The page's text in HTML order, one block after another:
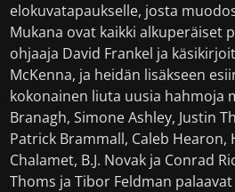
elokuvatapaukselle, josta
Mukana ovat kaikki alkuperäiset
ohjaaja David Frankel ja
McKenna, ja heidän lisäkseen
kokonainen liuta uusia hahmoja
Branagh, Simone Ashley, Justin
Patrick Brammall, Caleb Hearon,
Chalamet, B.J. Novak ja Conrad
Thoms ja Tibor Feldman